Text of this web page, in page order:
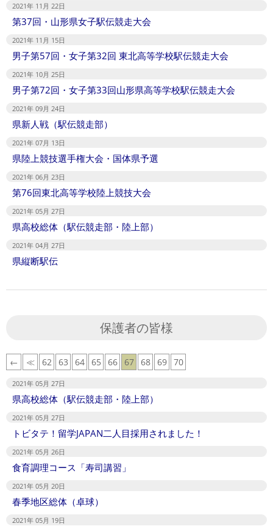
2021年 11月 22日
第37回・山形県女子駅伝競走大会
2021年 11月 15日
男子第57回・女子第32回 東北高等学校駅伝競走大会
2021年 10月 25日
男子第72回・女子第33回山形県高等学校駅伝競走大会
2021年 09月 24日
県新人戦（駅伝競走部）
2021年 07月 13日
県陸上競技選手権大会・国体県予選
2021年 06月 23日
第76回東北高等学校陸上競技大会
2021年 05月 27日
県高校総体（駅伝競走部・陸上部）
2021年 04月 27日
県縦断駅伝
保護者の皆様
← ≪ 62 63 64 65 66 67 68 69 70
2021年 05月 27日
県高校総体（駅伝競走部・陸上部）
2021年 05月 27日
トビタテ！留学JAPAN二人目採用されました！
2021年 05月 26日
食育調理コース「寿司講習」
2021年 05月 20日
春季地区総体（卓球）
2021年 05月 19日